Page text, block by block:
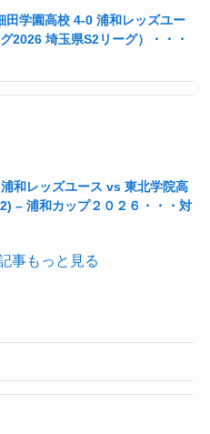
田学園高校 4-0 浦和レッズユー
2026 埼玉県S2リーグ）・・・
和レッズユース vs 東北学院高
– 浦和カップ２０２６・・・対
事もっと見る